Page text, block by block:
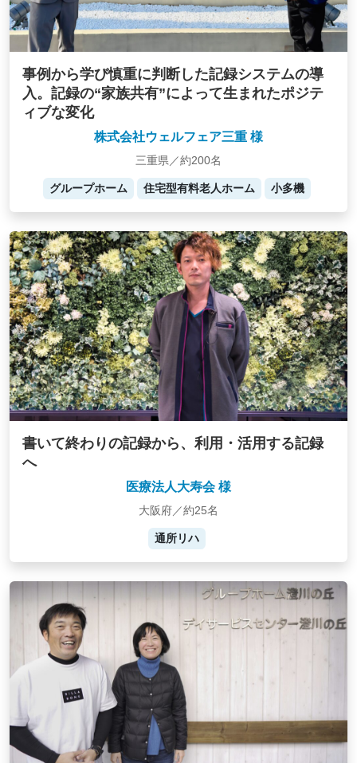
事例から学び慎重に判断した記録システムの導
入。記録の“家族共有”によって生まれたポジテ
ィブな変化
株式会社ウェルフェア三重 様
三重県／約200名
グループホーム 住宅型有料老人ホーム 小多機
書いて終わりの記録から、利用・活用する記録
へ
医療法人大寿会 様
大阪府／約25名
通所リハ